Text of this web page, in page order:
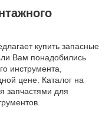
купить запасные
Вам понадобились
инструмента,
цене. Каталог на
запчастями для